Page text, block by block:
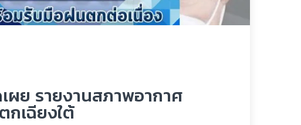
ผย รายงานสภาพอากาศ
กเฉียงใต้